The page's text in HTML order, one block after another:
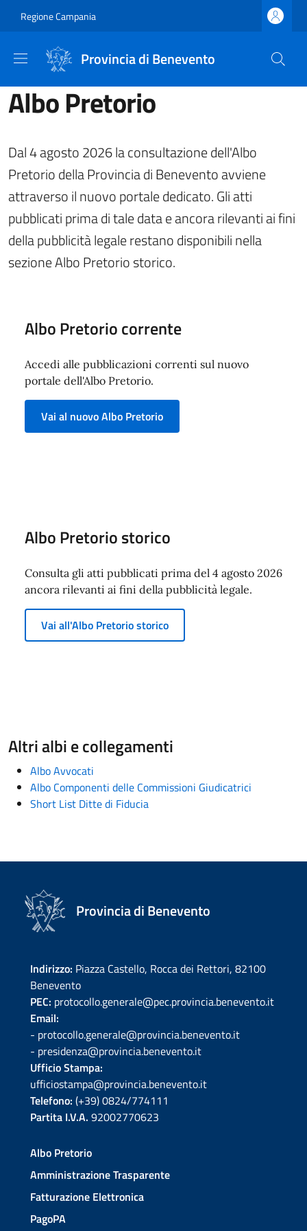
Regione Campania
Provincia di Benevento
Albo Pretorio
Dal 4 agosto 2026 la consultazione dell'Albo
Pretorio della Provincia di Benevento avviene
attraverso il nuovo portale dedicato. Gli atti
pubblicati prima di tale data e ancora rilevanti ai fini
della pubblicità legale restano disponibili nella
sezione Albo Pretorio storico.
Albo Pretorio corrente
Accedi alle pubblicazioni correnti sul nuovo
portale dell'Albo Pretorio.
Vai al nuovo Albo Pretorio
Albo Pretorio storico
Consulta gli atti pubblicati prima del 4 agosto 2026
ancora rilevanti ai fini della pubblicità legale.
Vai all'Albo Pretorio storico
Altri albi e collegamenti
Albo Avvocati
Albo Componenti delle Commissioni Giudicatrici
Short List Ditte di Fiducia
Provincia di Benevento
Indirizzo: Piazza Castello, Rocca dei Rettori, 82100
Benevento
PEC: protocollo.generale@pec.provincia.benevento.it
Email:
- protocollo.generale@provincia.benevento.it
- presidenza@provincia.benevento.it
Ufficio Stampa:
ufficiostampa@provincia.benevento.it
Telefono: (+39) 0824/774111
Partita I.V.A. 92002770623
Albo Pretorio
Amministrazione Trasparente
Fatturazione Elettronica
PagoPA